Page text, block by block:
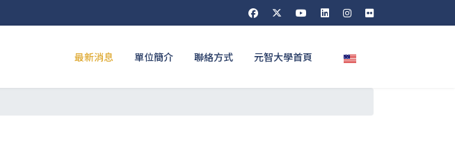
最新消息 單位簡介 聯絡方式 元智大學首頁 選擇你的語言